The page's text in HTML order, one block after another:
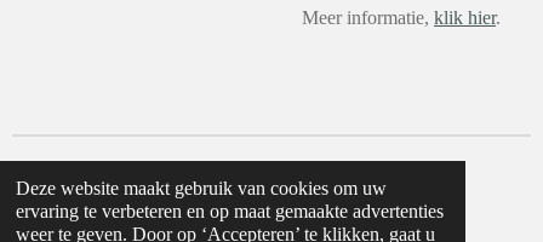
Deze website maakt gebruik van cookies om uw
ervaring te verbeteren en op maat gemaakte advertenties
weer te geven. Door op ‘Accepteren’ te klikken, gaat u
Meer informatie, klik hier.